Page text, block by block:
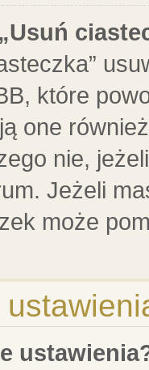
które
one
nie,
Jeżeli
może